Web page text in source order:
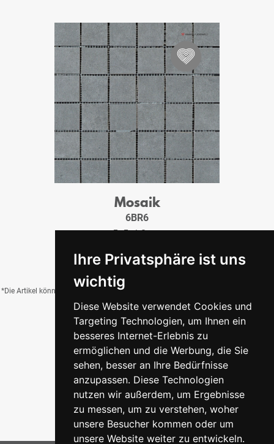
Ihre Privatsphäre ist uns
wichtig
Diese Website verwendet Cookies und
Targeting Technologien, um Ihnen ein
besseres Internet-Erlebnis zu
ermöglichen und die Werbung, die Sie
sehen, besser an Ihre Bedürfnisse
anzupassen. Diese Technologien
nutzen wir außerdem, um Ergebnisse
zu messen, um zu verstehen, woher
unsere Besucher kommen oder um
unsere Website weiter zu entwickeln.
Mosaik
6BR6
5x5x1,0 cm
*Die Artikel können durch Belichtung, Charge, Brand, Formate und weitere Einflüsse
von der Abbildung abweichen.